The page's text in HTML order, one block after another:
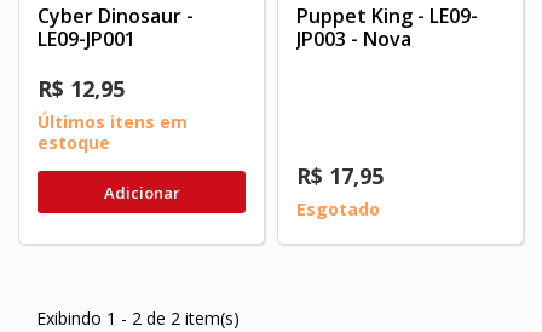
Cyber Dinosaur -
LE09-JP001
R$ 12,95
Últimos itens em
estoque
Adicionar
Puppet King - LE09-
JP003 - Nova
R$ 17,95
Esgotado
Exibindo 1 - 2 de 2 item(s)